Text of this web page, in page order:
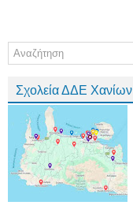
Σχολεία ΔΔΕ Χανίων